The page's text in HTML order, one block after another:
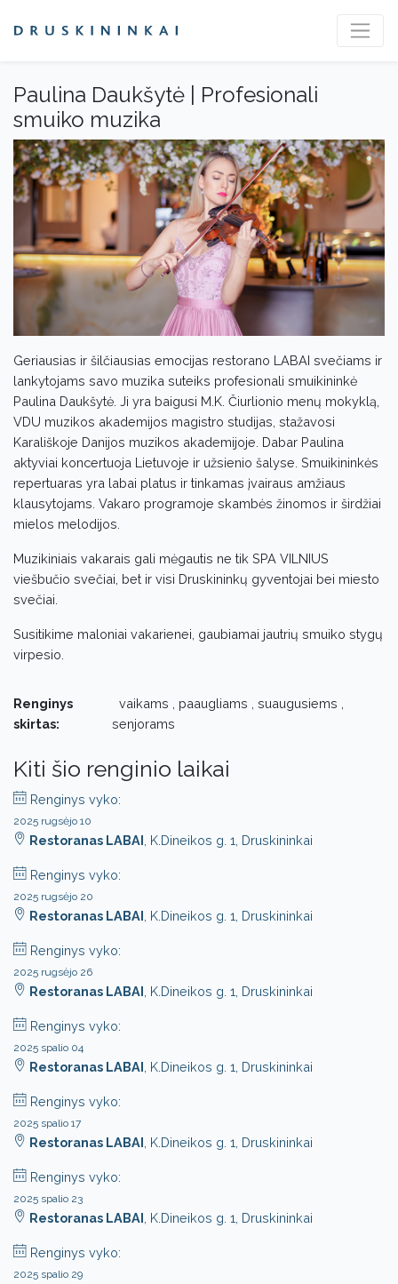
Paulina Daukšytė | Profesionali
smuiko muzika
Geriausias ir šilčiausias emocijas restorano LABAI svečiams ir
lankytojams savo muzika suteiks profesionali smuikininkė
Paulina Daukšytė. Ji yra baigusi M.K. Čiurlionio menų mokyklą,
VDU muzikos akademijos magistro studijas, stažavosi
Karališkoje Danijos muzikos akademijoje. Dabar Paulina
aktyviai koncertuoja Lietuvoje ir užsienio šalyse. Smuikininkės
repertuaras yra labai platus ir tinkamas įvairaus amžiaus
klausytojams. Vakaro programoje skambės žinomos ir širdžiai
mielos melodijos.
Muzikiniais vakarais gali mėgautis ne tik SPA VILNIUS
viešbučio svečiai, bet ir visi Druskininkų gyventojai bei miesto
svečiai.
Susitikime maloniai vakarienei, gaubiamai jautrių smuiko stygų
virpesio.
Renginys
skirtas:
vaikams , paaugliams , suaugusiems ,
senjorams
Kiti šio renginio laikai
Renginys vyko:
2025 rugsėjo 10
Restoranas LABAI , K.Dineikos g. 1, Druskininkai
Renginys vyko:
2025 rugsėjo 20
Restoranas LABAI , K.Dineikos g. 1, Druskininkai
Renginys vyko:
2025 rugsėjo 26
Restoranas LABAI , K.Dineikos g. 1, Druskininkai
Renginys vyko:
2025 spalio 04
Restoranas LABAI , K.Dineikos g. 1, Druskininkai
Renginys vyko:
2025 spalio 17
Restoranas LABAI , K.Dineikos g. 1, Druskininkai
Renginys vyko:
2025 spalio 23
Restoranas LABAI , K.Dineikos g. 1, Druskininkai
Renginys vyko:
2025 spalio 29